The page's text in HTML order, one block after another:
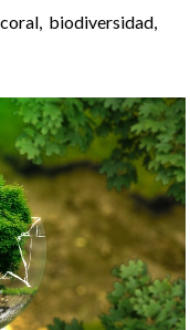
, biodiversidad,